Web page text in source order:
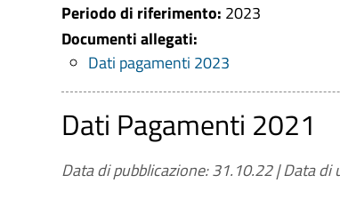
Periodo di riferimento: 2023
Documenti allegati:
Dati pagamenti 2023
Dati Pagamenti 2021
Data di pubblicazione: 31.10.22|Data di